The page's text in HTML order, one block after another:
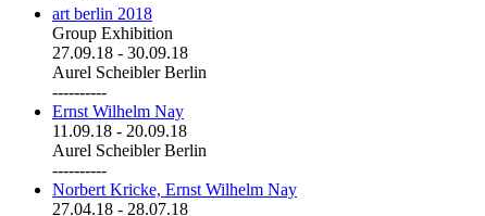
art berlin 2018
Group Exhibition
27.09.18 - 30.09.18
Aurel Scheibler Berlin
----------
Ernst Wilhelm Nay
11.09.18 - 20.09.18
Aurel Scheibler Berlin
----------
Norbert Kricke, Ernst Wilhelm Nay
27.04.18 - 28.07.18